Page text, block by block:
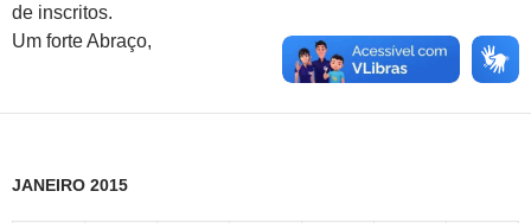
de inscritos.
Um forte Abraço,
JANEIRO 2015